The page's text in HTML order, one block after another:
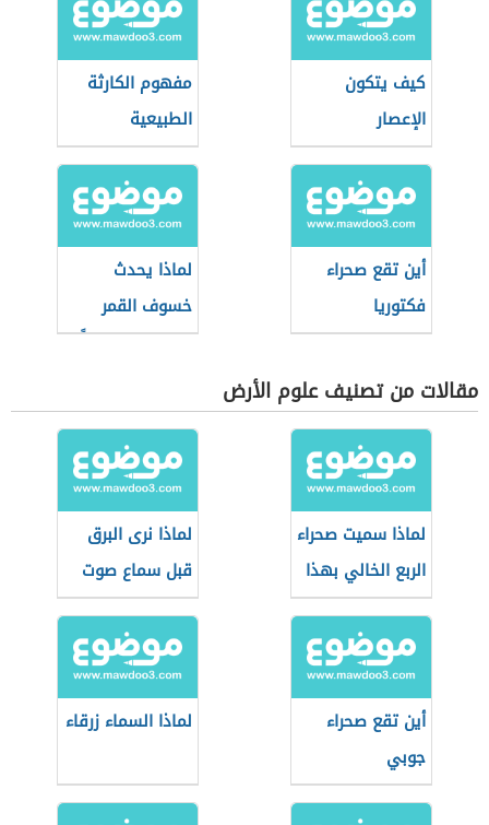
كيف يتكون
الإعصار
مفهوم الكارثة
الطبيعية
أين تقع صحراء
فكتوريا
لماذا يحدث
خسوف القمر
عندما يكون بدراً
مقالات من تصنيف علوم الأرض
لماذا سميت صحراء
الربع الخالي بهذا
الاسم
لماذا نرى البرق
قبل سماع صوت
الرعد
أين تقع صحراء
جوبي
لماذا السماء زرقاء